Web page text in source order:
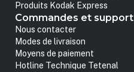
Produits Kodak Express
Commandes et support
Nous contacter
Modes de livraison
Moyens de paiement
Hotline Technique Tetenal